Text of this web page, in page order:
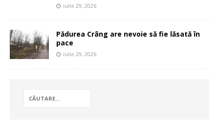
iulie 29, 2026
Pădurea Crâng are nevoie să fie lăsată în
pace
iulie 29, 2026